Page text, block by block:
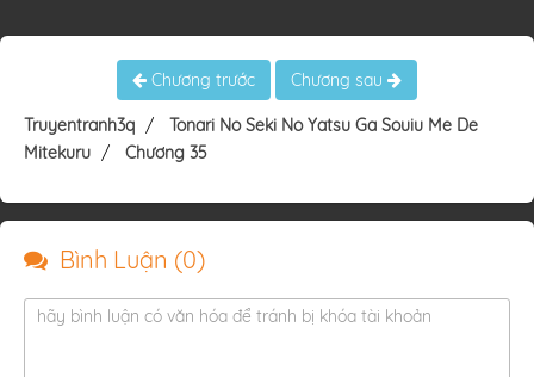
Chương trước Chương sau
Truyentranh3q
Tonari No Seki No Yatsu Ga Souiu Me De
Mitekuru
Chương 35
Bình Luận (0)
hãy bình luận có văn hóa để tránh bị khóa tài khoản